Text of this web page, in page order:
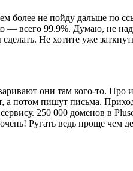
более не пойду дальше по
всего 99.9%. Думаю, не
Не хотите уже
они там кого-то. Про
а потом пишут письма.
250 000 доменов в
Ругать ведь проще чем